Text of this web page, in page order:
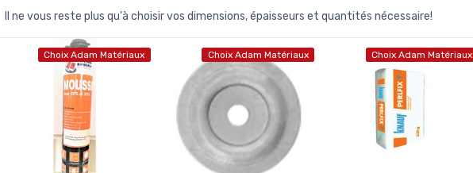
Il ne vous reste plus qu'à choisir vos dimensions, épaisseurs et quantités nécessaire!
Choix Adam Matériaux Choix Adam Matériaux Choix Adam Matériaux